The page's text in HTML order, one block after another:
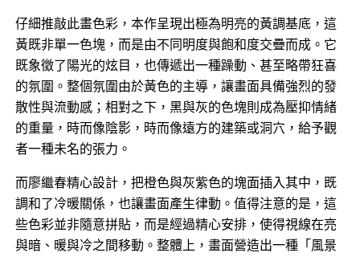
仔細推敲此畫色彩，本作呈現出極為明亮的黃調基底，這
黃既非單一色塊，而是由不同明度與飽和度交疊而成。它
既象徵了陽光的炫目，也傳遞出一種躁動、甚至略帶狂喜
的氛圍。整個氛圍由於黃色的主導，讓畫面具備強烈的發
散性與流動感；相對之下，黑與灰的色塊則成為壓抑情緒
的重量，時而像陰影，時而像遠方的建築或洞穴，給予觀
者一種未名的張力。
而廖繼春精心設計，把橙色與灰紫色的塊面插入其中，既
調和了冷暖關係，也讓畫面產生律動。值得注意的是，這
些色彩並非隨意拼貼，而是經過精心安排，使得視線在亮
與暗、暖與冷之間移動。整體上，畫面營造出一種「風景